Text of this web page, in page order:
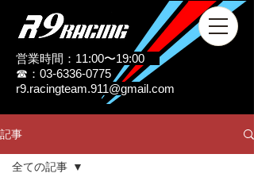
営業時間：11:00〜19:00
☎：03-6336-0775
r9.racingteam.911@gmail.com
記事
全ての記事